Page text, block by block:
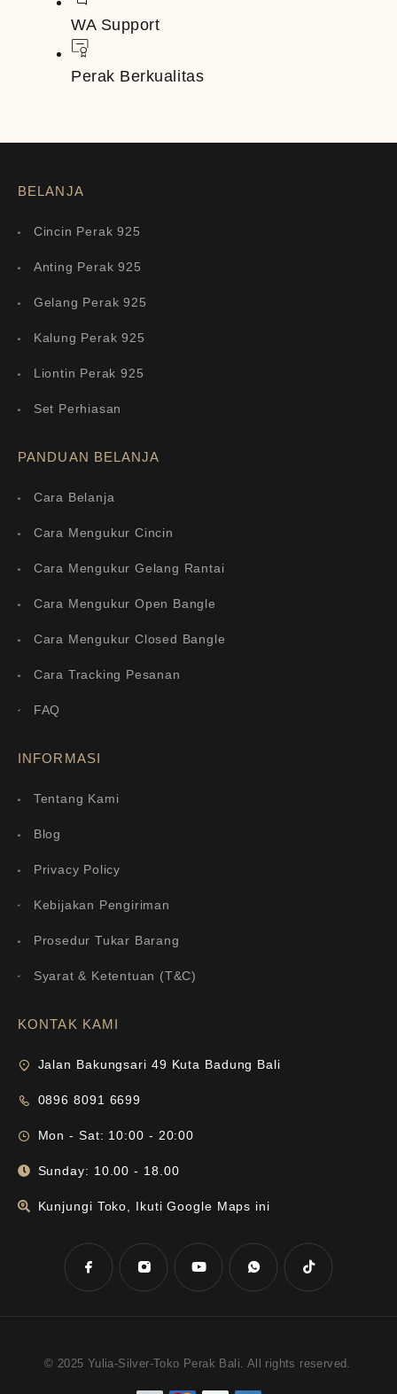
WA Support
Perak Berkualitas
BELANJA
Cincin Perak 925
Anting Perak 925
Gelang Perak 925
Kalung Perak 925
Liontin Perak 925
Set Perhiasan
PANDUAN BELANJA
Cara Belanja
Cara Mengukur Cincin
Cara Mengukur Gelang Rantai
Cara Mengukur Open Bangle
Cara Mengukur Closed Bangle
Cara Tracking Pesanan
FAQ
INFORMASI
Tentang Kami
Blog
Privacy Policy
Kebijakan Pengiriman
Prosedur Tukar Barang
Syarat & Ketentuan (T&C)
KONTAK KAMI
Jalan Bakungsari 49 Kuta Badung Bali
0896 8091 6699
Mon - Sat: 10:00 - 20:00
Sunday: 10.00 - 18.00
Kunjungi Toko, Ikuti Google Maps ini
© 2025 Yulia-Silver-Toko Perak Bali. All rights reserved.